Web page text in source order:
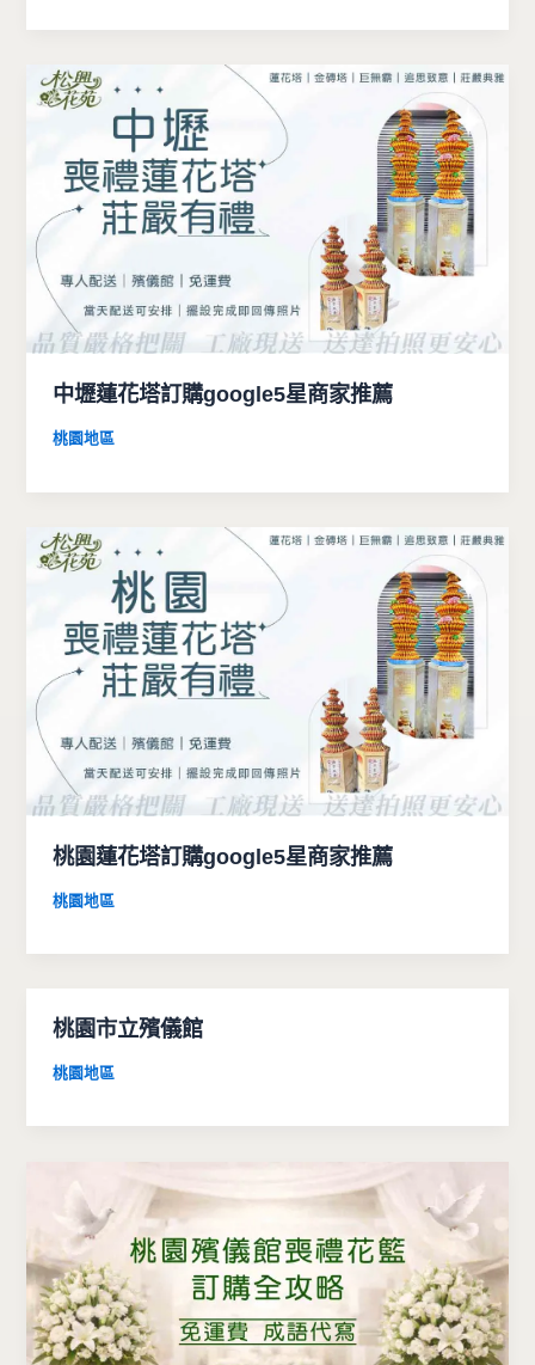
中壢蓮花塔訂購google5星商家推薦
桃園地區
桃園蓮花塔訂購google5星商家推薦
桃園地區
桃園市立殯儀館
桃園地區